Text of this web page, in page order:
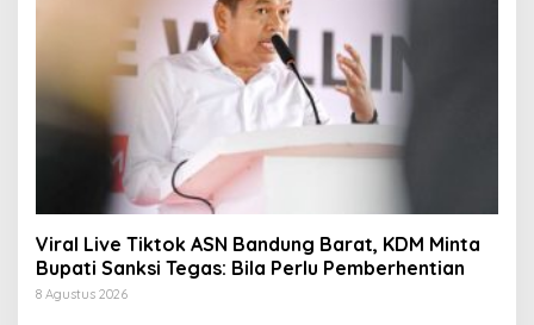
Viral Live Tiktok ASN Bandung Barat, KDM Minta
Bupati Sanksi Tegas: Bila Perlu Pemberhentian
8 Agustus 2026